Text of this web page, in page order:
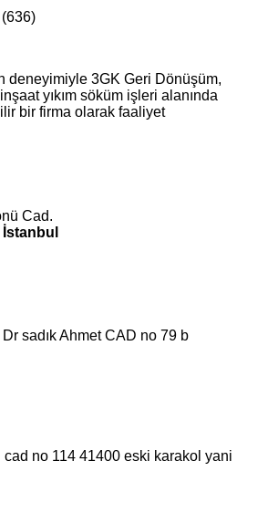
(636)
deneyimiyle 3GK Geri Dönüşüm,
yıkım söküm işleri alanında
bir firma olarak faaliyet
Cad.
İstanbul
sadık Ahmet CAD no 79 b
no 114 41400 eski karakol yani